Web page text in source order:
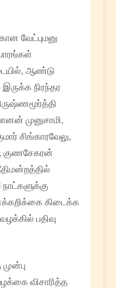
வேட்புமனு
ஆண்டு
நிரந்தர
முனுசாமி,
சிங்காரவேலு,
குணசேகரன்
கிடைக்க
பதிவு
விசாரித்த